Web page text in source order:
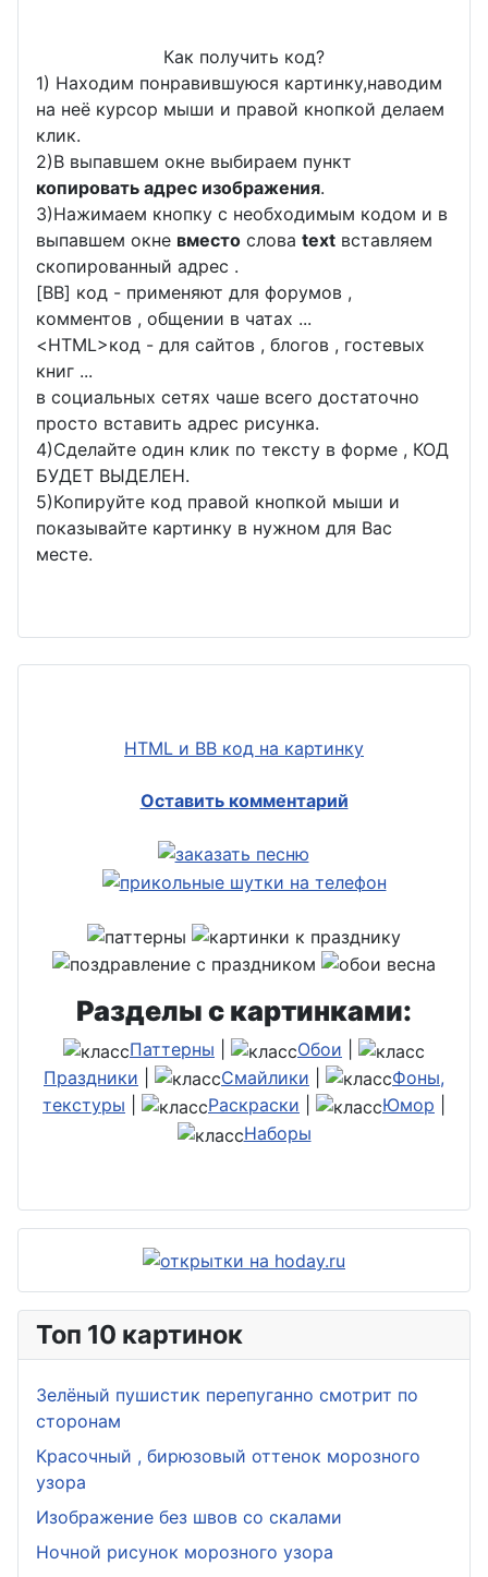
Как получить код?
1) Находим понравившуюся картинку,наводим
на неё курсор мыши и правой кнопкой делаем
клик.
2)В выпавшем окне выбираем пункт
копировать адрес изображения.
3)Нажимаем кнопку с необходимым кодом и в
выпавшем окне вместо слова text вставляем
скопированный адрес .
[BB] код - применяют для форумов ,
комментов , общении в чатах ...
<HTML>код - для сайтов , блогов , гостевых
книг ...
в социальных сетях чаше всего достаточно
просто вставить адрес рисунка.
4)Сделайте один клик по тексту в форме , КОД
БУДЕТ ВЫДЕЛЕН.
5)Копируйте код правой кнопкой мыши и
показывайте картинку в нужном для Вас
месте.
HTML и BB код на картинку
Оставить комментарий
Разделы с картинками:
Паттерны Обои
Праздники
Смайлики
Фоны,
текстуры
Раскраски Юмор
Наборы
Топ 10 картинок
Зелёный пушистик перепуганно смотрит по
сторонам
Красочный , бирюзовый оттенок морозного
узора
Изображение без швов со скалами
Ночной рисунок морозного узора